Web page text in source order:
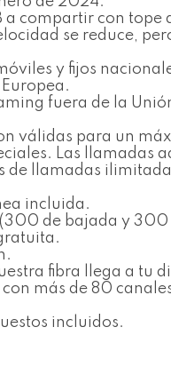
a compartir con
se reduce,
y fijos
fuera de la
válidas para un
Las
de llamadas
incluida.
de bajada y 300
fibra llega a tu
más de 80
incluidos.